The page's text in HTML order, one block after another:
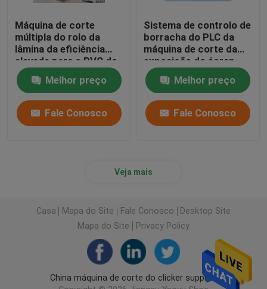
Máquina de corte
múltipla do rolo da
lâmina da eficiência
elevada para o PVC do
couro genuíno
Melhor preço
Fale Conosco
Sistema de controlo de
borracha do PLC da
máquina de corte da
exposição do écran
sensível para o pano de
couro Melhor preço
Fale Conosco
Veja mais
Casa Mapa do Site Fale Conosco
Desktop Site
Mapa do Site
Privacy Policy
China máquina de corte do clicker supplier.